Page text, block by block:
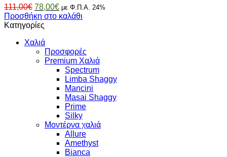
111,00€ Original
price
was:
78,00€Η
τρέχουσα
με Φ.Π.Α. 24%
Προσθήκη στο καλάθι
Κατηγορίες
Χαλιά
Προσφορές
Premium Χαλιά
Spectrum
Limba Shaggy
Mancini
Masai Shaggy
Prime
Silky
Μοντέρνα χαλιά
Allure
Amethyst
Bianca